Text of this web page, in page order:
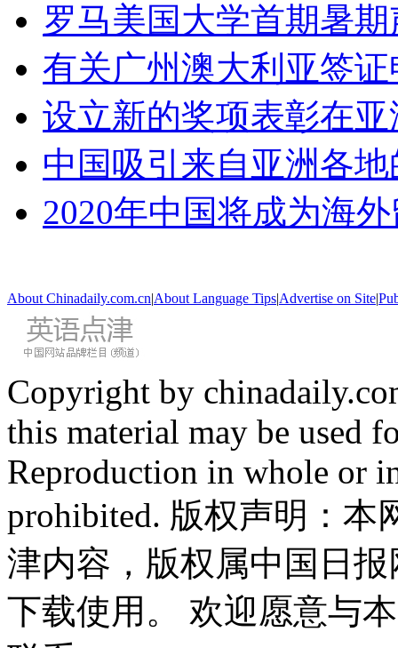
罗马美国大学首期暑
有关广州澳大利亚签
设立新的奖项表彰在
中国吸引来自亚洲各
2020年中国将成为海
About Chinadaily.com.cn|About Language Tips|Advertise on Site|
Copyright by
this material may be used
Reproduction in whole or
prohibited. 版权声明：
津内容，版权属中国日
下载使用。 欢迎愿意与